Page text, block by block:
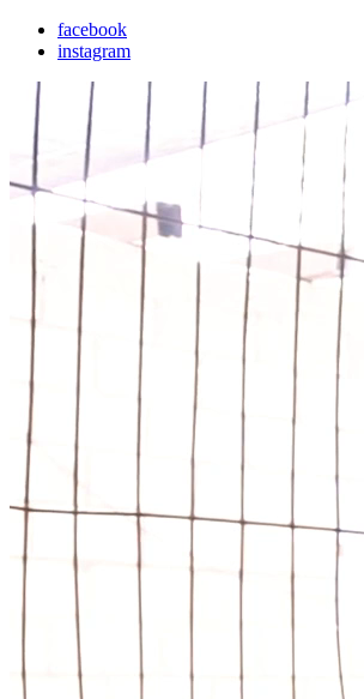
facebook
instagram